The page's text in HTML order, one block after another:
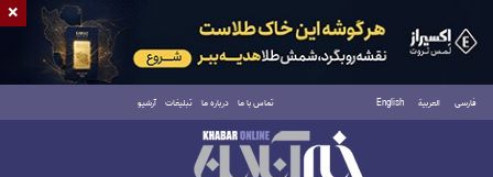
فارسی العربية English تماس با ما درباره ما تبلیغات آرشیو
شنبه ۱۷ مرداد ۱۴۰۵
×